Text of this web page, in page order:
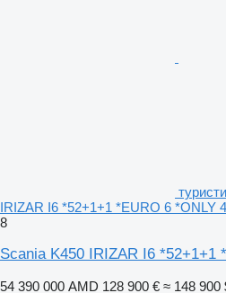
IRIZAR I6 *52+1+1 *EURO 6 *ONLY
8
Scania K450 IRIZAR I6 *52+1+1
54 390 000 AMD 128 900 € ≈ 148 900